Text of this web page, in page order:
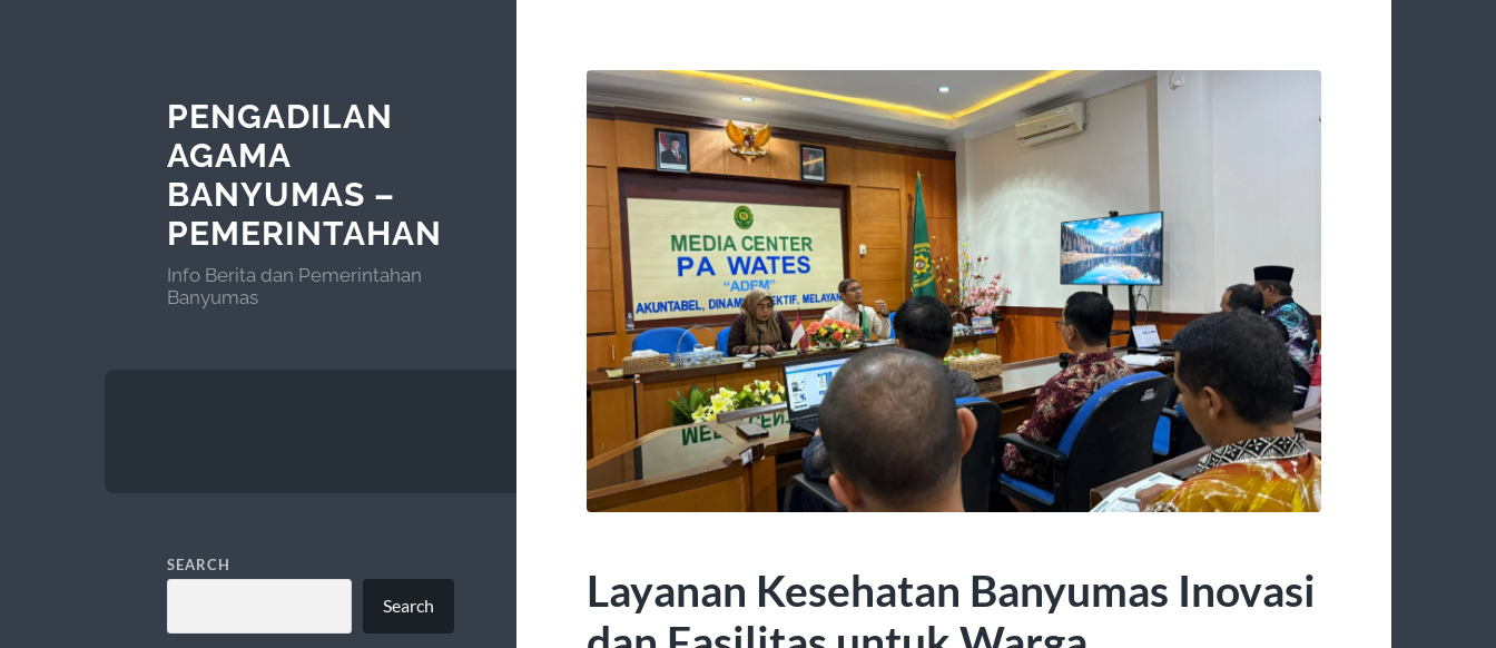
PENGADILAN
AGAMA
BANYUMAS –
PEMERINTAHAN
Info Berita dan Pemerintahan
Banyumas
SEARCH
Search
Layanan Kesehatan Banyumas Inovasi